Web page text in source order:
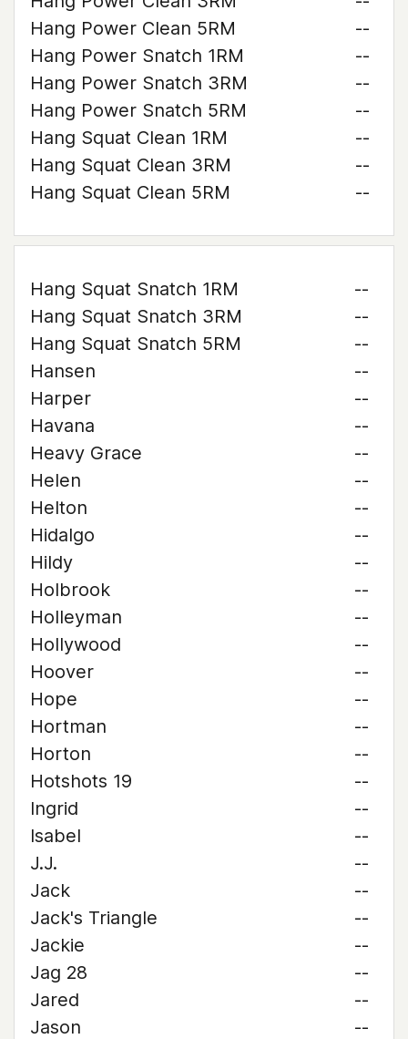
Hang Power Clean 5RM
--
Hang Power Snatch 1RM
--
Hang Power Snatch 3RM
--
Hang Power Snatch 5RM
--
Hang Squat Clean 1RM
--
Hang Squat Clean 3RM
--
Hang Squat Clean 5RM
--
Hang Squat Snatch 1RM
--
Hang Squat Snatch 3RM
--
Hang Squat Snatch 5RM
--
Hansen
--
Harper
--
Havana
--
Heavy Grace
--
Helen
--
Helton
--
Hidalgo
--
Hildy
--
Holbrook
--
Holleyman
--
Hollywood
--
Hoover
--
Hope
--
Hortman
--
Horton
--
Hotshots 19
--
Ingrid
--
Isabel
--
J.J.
--
Jack
--
Jack's Triangle
--
Jackie
--
Jag 28
--
Jared
--
Jason
--